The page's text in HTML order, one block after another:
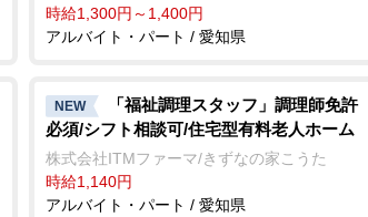
時給1,300円～1,400円
アルバイト・パート / 愛知県
NEW
「福祉調理スタッフ」調理師免許
必須/シフト相談可/住宅型有料老人ホーム
株式会社ITMファーマ/きずなの家こうた
時給1,140円
アルバイト・パート / 愛知県